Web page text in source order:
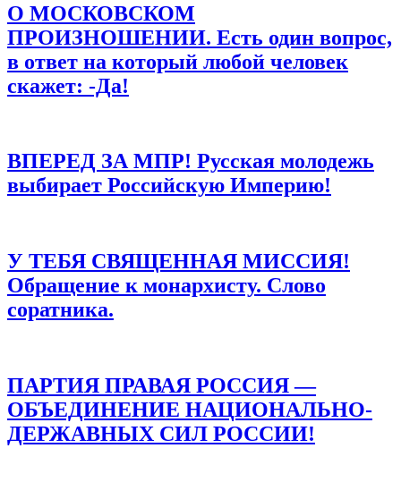
Сайт
Сохранить моё имя, email и адрес сайта в этом браузере для
последующих моих комментариев.
О МОСКОВСКОМ
ПРОИЗНОШЕНИИ. Есть один вопрос,
в ответ на который любой человек
скажет: -Да!
ВПЕРЕД ЗА МПР! Русская молодежь
выбирает Российскую Империю!
У ТЕБЯ СВЯЩЕННАЯ МИССИЯ!
Обращение к монархисту. Слово
соратника.
ПАРТИЯ ПРАВАЯ РОССИЯ —
ОБЪЕДИНЕНИЕ НАЦИОНАЛЬНО-
ДЕРЖАВНЫХ СИЛ РОССИИ!